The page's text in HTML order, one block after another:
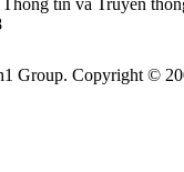
Group. Copyright ©